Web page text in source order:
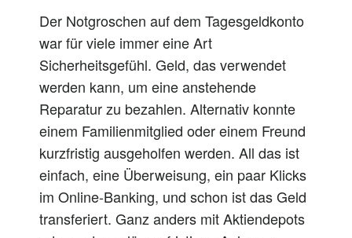
Der Notgroschen auf dem Tagesgeldkonto
war für viele immer eine Art
Sicherheitsgefühl. Geld, das verwendet
werden kann, um eine anstehende
Reparatur zu bezahlen. Alternativ konnte
einem Familienmitglied oder einem Freund
kurzfristig ausgeholfen werden. All das ist
einfach, eine Überweisung, ein paar Klicks
im Online-Banking, und schon ist das Geld
transferiert. Ganz anders mit Aktiendepots